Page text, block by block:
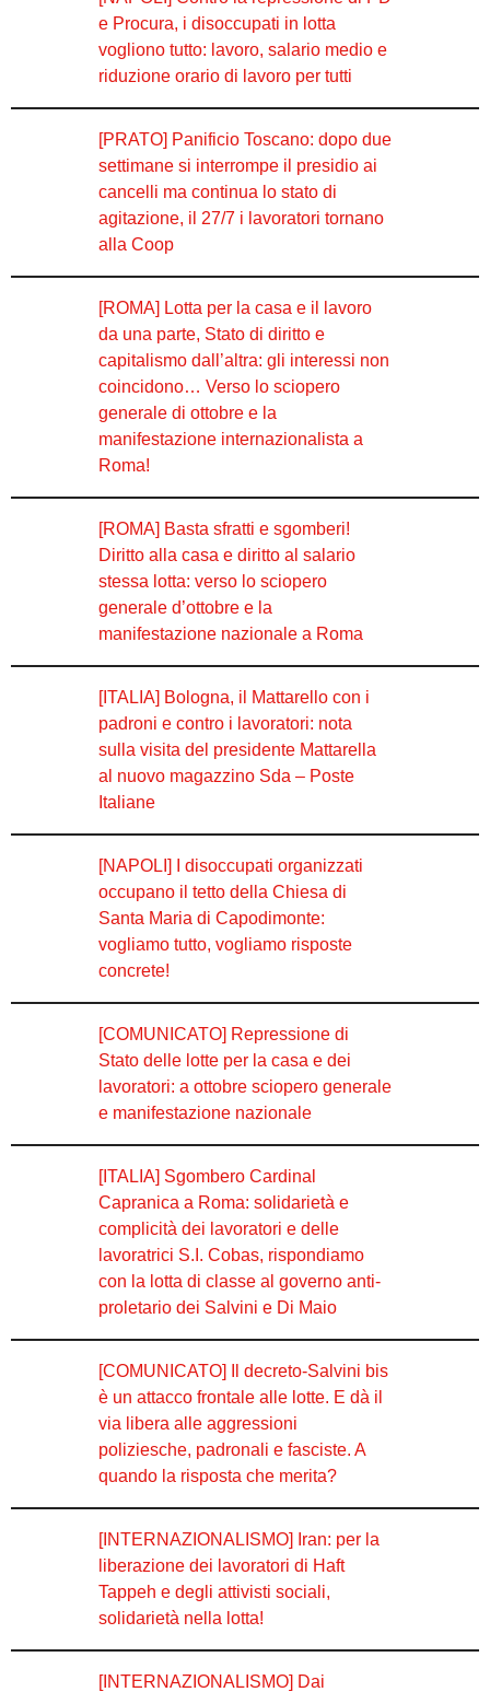
e Procura, i disoccupati in lotta
vogliono tutto: lavoro, salario medio e
riduzione orario di lavoro per tutti
[PRATO] Panificio Toscano: dopo due
settimane si interrompe il presidio ai
cancelli ma continua lo stato di
agitazione, il 27/7 i lavoratori tornano
alla Coop
[ROMA] Lotta per la casa e il lavoro
da una parte, Stato di diritto e
capitalismo dall’altra: gli interessi non
coincidono… Verso lo sciopero
generale di ottobre e la
manifestazione internazionalista a
Roma!
[ROMA] Basta sfratti e sgomberi!
Diritto alla casa e diritto al salario
stessa lotta: verso lo sciopero
generale d’ottobre e la
manifestazione nazionale a Roma
[ITALIA] Bologna, il Mattarello con i
padroni e contro i lavoratori: nota
sulla visita del presidente Mattarella
al nuovo magazzino Sda – Poste
Italiane
[NAPOLI] I disoccupati organizzati
occupano il tetto della Chiesa di
Santa Maria di Capodimonte:
vogliamo tutto, vogliamo risposte
concrete!
[COMUNICATO] Repressione di
Stato delle lotte per la casa e dei
lavoratori: a ottobre sciopero generale
e manifestazione nazionale
[ITALIA] Sgombero Cardinal
Capranica a Roma: solidarietà e
complicità dei lavoratori e delle
lavoratrici S.I. Cobas, rispondiamo
con la lotta di classe al governo anti-
proletario dei Salvini e Di Maio
[COMUNICATO] Il decreto-Salvini bis
è un attacco frontale alle lotte. E dà il
via libera alle aggressioni
poliziesche, padronali e fasciste. A
quando la risposta che merita?
[INTERNAZIONALISMO] Iran: per la
liberazione dei lavoratori di Haft
Tappeh e degli attivisti sociali,
solidarietà nella lotta!
[INTERNAZIONALISMO] Dai